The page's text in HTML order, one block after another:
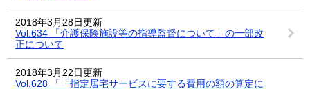
2018年3月28日更新
Vol.634 「介護保険施設等の指導監督について」の一部改
正について
2018年3月22日更新
Vol.628 「「指定居宅サービスに要する費用の額の算定に